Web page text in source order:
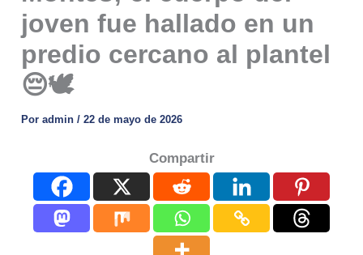
joven fue hallado en un
predio cercano al plantel
😔🕊️
Poradmin/22 de mayo de 2026
Compartir